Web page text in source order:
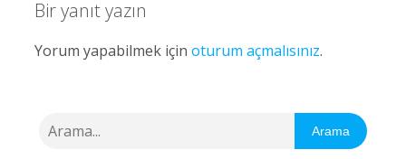
Bir yanıt yazın
Yorum yapabilmek için oturum açmalısınız.
Arama